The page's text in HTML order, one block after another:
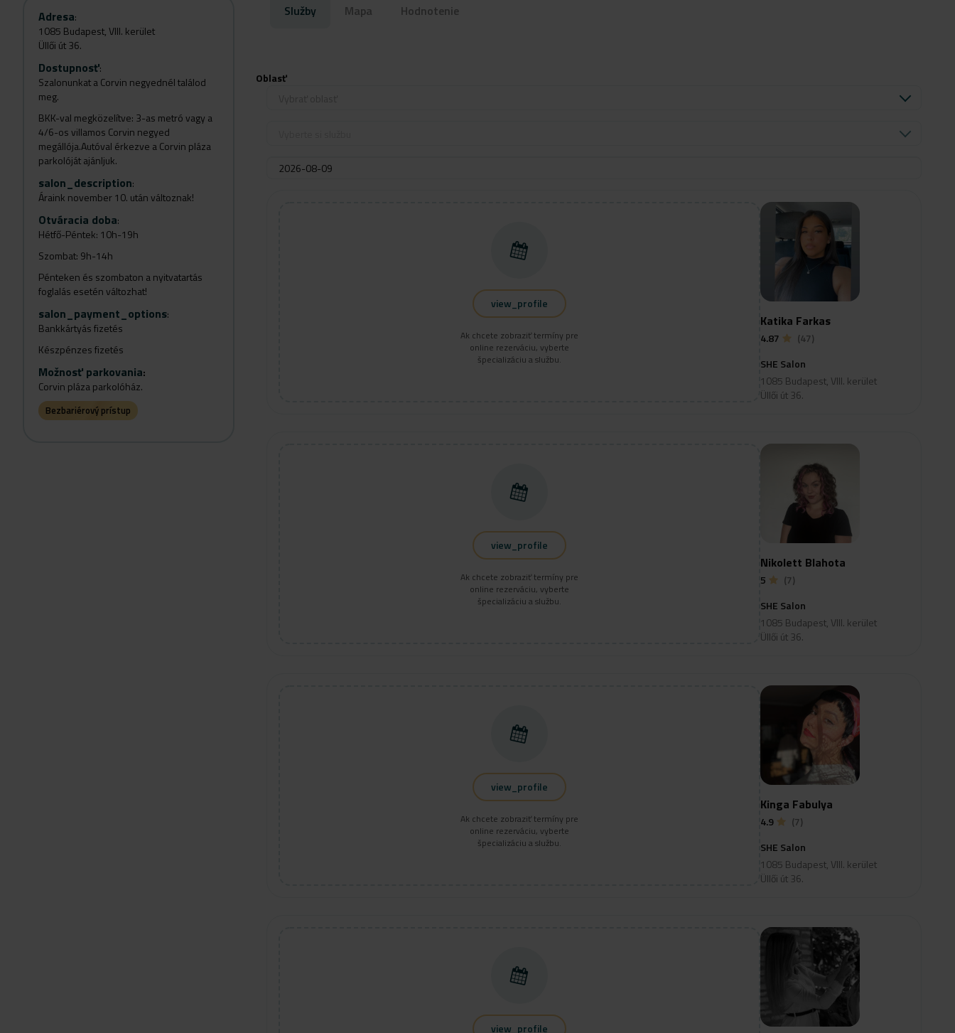
Adresa:
1085 Budapest, VIII. kerület
Üllői út 36.
Dostupnosť:
Szalonunkat a Corvin negyednél találod
meg.
BKK-val megközelítve: 3-as metró vagy a
4/6-os villamos Corvin negyed
megállója.Autóval érkezve a Corvin pláza
parkolóját ajánljuk.
salon_description:
Áraink november 10. után változnak!
Otváracia doba:
Hétfő-Péntek: 10h-19h
Szombat: 9h-14h
Pénteken és szombaton a nyitvatartás
foglalás esetén változhat!
salon_payment_options:
Bankkártyás fizetés
Készpénzes fizetés
Možnosť parkovania:
Corvin pláza parkolóház.
Bezbariérový prístup
Služby Mapa Hodnotenie
Oblasť
view_profile
Ak chcete zobraziť termíny pre
online rezerváciu, vyberte
špecializáciu a službu.
Katika Farkas
4.87
(47)
SHE Salon
1085 Budapest, VIII. kerület
Üllői út 36.
view_profile
Ak chcete zobraziť termíny pre
online rezerváciu, vyberte
špecializáciu a službu.
Nikolett Blahota
5
(7)
SHE Salon
1085 Budapest, VIII. kerület
Üllői út 36.
view_profile
Ak chcete zobraziť termíny pre
online rezerváciu, vyberte
špecializáciu a službu.
Kinga Fabulya
4.9
(7)
SHE Salon
1085 Budapest, VIII. kerület
Üllői út 36.
view_profile